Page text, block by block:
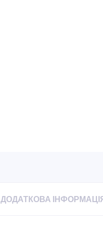
ДОДАТКОВА